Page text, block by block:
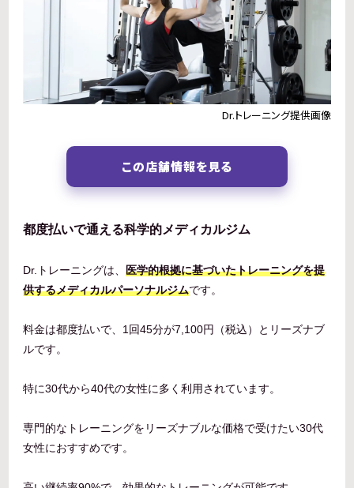
Dr.トレーニング提供画像
この店舗情報を見る
都度払いで通える科学的メディカルジム
Dr.トレーニングは、医学的根拠に基づいたトレーニングを提
供するメディカルパーソナルジムです。
料金は都度払いで、1回45分が7,100円（税込）とリーズナブ
ルです。
特に30代から40代の女性に多く利用されています。
専門的なトレーニングをリーズナブルな価格で受けたい30代
女性におすすめです。